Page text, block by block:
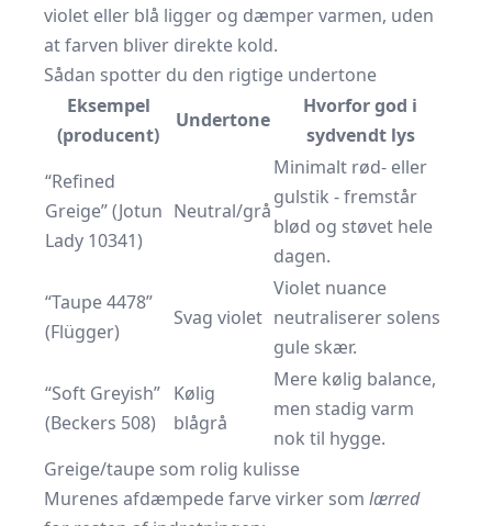
violet eller blå ligger og dæmper varmen, uden
at farven bliver direkte kold.
Sådan spotter du den rigtige undertone
Eksempel
(producent)
Undertone
Hvorfor god i
sydvendt lys
“Refined
Greige” (Jotun
Lady 10341)
Neutral/grå
Minimalt rød- eller
gulstik - fremstår
blød og støvet hele
dagen.
“Taupe 4478”
(Flügger)
Svag violet
Violet nuance
neutraliserer solens
gule skær.
“Soft Greyish”
(Beckers 508)
Kølig
blågrå
Mere kølig balance,
men stadig varm
nok til hygge.
Greige/taupe som rolig kulisse
Murenes afdæmpede farve virker som lærred